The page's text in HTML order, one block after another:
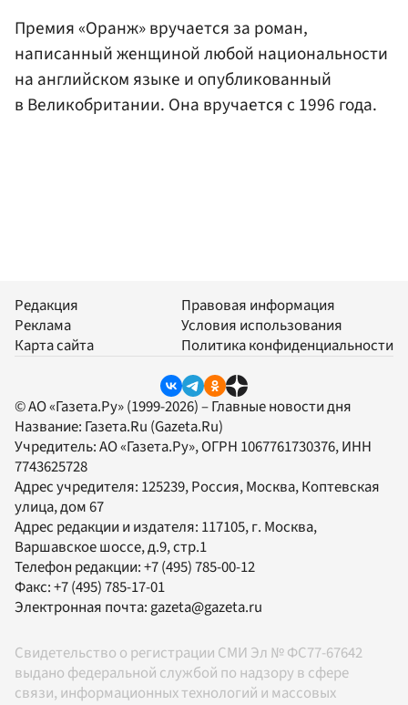
Премия «Оранж» вручается за роман,
написанный женщиной любой национальности
на английском языке и опубликованный
в Великобритании. Она вручается с 1996 года.
Редакция
Реклама
Карта сайта
Правовая информация
Условия использования
Политика конфиденциальности
© АО «Газета.Ру» (1999-2026) – Главные новости дня
Название: Газета.Ru (Gazeta.Ru)
Учредитель:АО «Газета.Ру», ОГРН 1067761730376, ИНН
7743625728
Адрес учредителя: 125239, Россия, Москва, Коптевская
улица, дом 67
Адрес редакции и издателя: 117105, г. Москва,
Варшавское шоссе, д.9, стр.1
Телефон редакции:+7 (495) 785-00-12
Факс:+7 (495) 785-17-01
Электронная почта: gazeta@gazeta.ru
Свидетельство о регистрации СМИ Эл № ФС77-67642
выдано федеральной службой по надзору в сфере
связи, информационных технологий и массовых